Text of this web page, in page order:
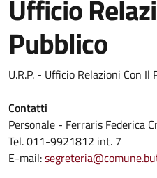
Ufficio
Pubblico
U.R.P. - Ufficio Relazioni Con Il
Contatti
Personale - Ferraris Federica
Tel. 011-9921812 int. 7
E-mail: